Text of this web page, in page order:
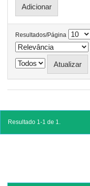
Resultados/Página
Resultado 1-1 de 1.